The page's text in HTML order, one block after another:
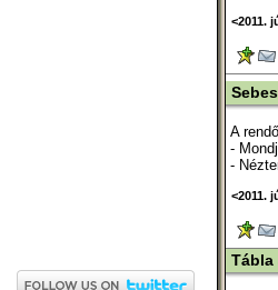
<2011.
A
-
-
<2011.
Tábla